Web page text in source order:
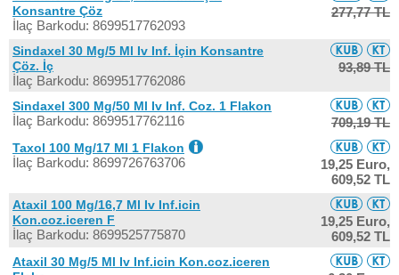
Konsantre Çöz
İlaç Barkodu: 8699517762093
277,77 TL
Sindaxel 30 Mg/5 Ml Iv Inf. İçin Konsantre
Çöz. İç
İlaç Barkodu: 8699517762086
93,89 TL
Sindaxel 300 Mg/50 Ml Iv Inf. Coz. 1 Flakon
İlaç Barkodu: 8699517762116 709,19 TL
Taxol 100 Mg/17 Ml 1 Flakon
İlaç Barkodu: 8699726763706
19,25 Euro,
609,52 TL
Ataxil 100 Mg/16,7 Ml Iv Inf.icin
Kon.coz.iceren F
İlaç Barkodu: 8699525775870
19,25 Euro,
609,52 TL
Ataxil 30 Mg/5 Ml Iv Inf.icin Kon.coz.iceren